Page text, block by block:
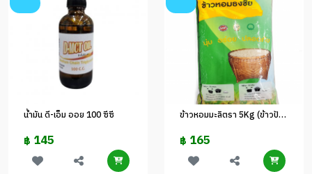
น้ำมัน ดี-เอ็ม ออย 100 ซีซี
฿ 145
ข้าวหอมมะลิตรา 5Kg (ข้าวปักธงชัย)
฿ 165